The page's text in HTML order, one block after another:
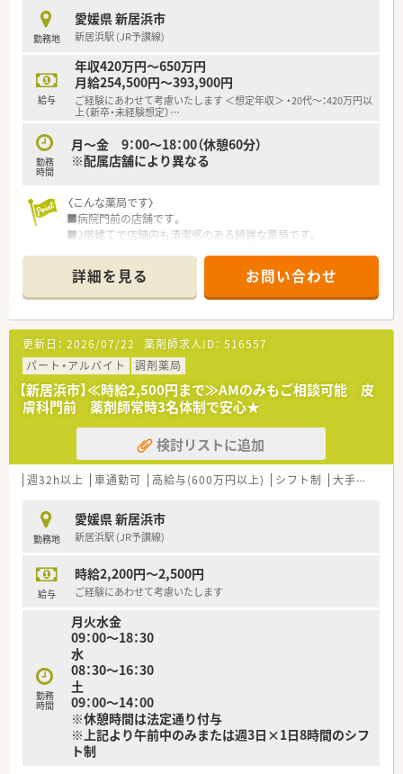
進しています。
■二名の薬剤師が経営を担っているため現場感覚が非常に鋭く、
社員が無理なく働ける環境作りを最優先に考えている法人で
す。
■代表者が若く風通しの良い組織文化が醸成されており、大手チ
ェーン出身者など多様なキャリアを持つ人材が活躍していま
す。
【求人情報について】
■年収は500万円から700万円の範囲で相談が可能であり、これ
までのご経験やスキルを正当に評価し給与へ反映させます。
として長期的に安心してキャリアを築ける環境が整っていま
す。
■残業代は1分単位で全額支給される仕組みを導入しており、働
いた分だけしっかりと還元される透明性の高い評価制度です。
勤務地
愛媛県 新居浜市
新居浜駅 (JR予讃線)
給与
年収420万円～650万円
月給254,500円～393,900円
ご経験にあわせて考慮いたします ＜想定年収＞ ・20代～：420万円以
上（新卒・未経験想定）…
勤務
時間
月～金 9：00～18：00（休憩60分）
※配属店舗により異なる
〈こんな薬局です〉
■病院門前の店舗です。
■2階建てで店舗内も清潔感のある綺麗な薬局です。
■薬剤師人数は常勤2名、応援勤務者1名の 常時3名体制です。
■薬歴（電子）、散剤（円盤）、監査システム（バーコード読み込み）
を導入済みです。
〈業務内容〉
■応需科目：複数科目
■処方箋枚数：70枚/日
〈法人概要〉
■全国に展開している、医療機関と密接な関係性を築いているグ
ループの中の調剤薬局です。経営の安定性は抜群です。
■残業月平均5時間（本社においても残業管理を徹底、ノー残業デ
ーも設置）。
■女性にも働きやすい環境（産育休取得率ほぼ100％）と人に優
く、平均年齢は40歳と同規模チェーンと比較しても高めです。
■有給休暇平均消化日数10日（入社後3カ月経過後2日、半年経過
後10日付与）と休暇においてもライフワークバランスのとりやす
■2014年4月に支店制度に変更し、現場重視の「自由な発想で自
らサービスを生み出す姿勢」を重視
合の展開です。
■全店にバーコードによる過誤防止システム導入済
・過誤がおきた際、24時間以内に社長まで報告があがり個人で止
めず全社を上げてのサポート体制が整っており、安心して勤務で
きる調剤薬局です。
■社内で定められた研修を受けた調剤事務さんが積極的にフォ
ローアップしてくださる環境作りを進めています。（関西より開
始）
■現場薬剤師のステップアップはもちろん、多数のキャリアポジ
詳細を見る お問い合わせ
更新日： 2026/07/22 薬剤師求人ID： 516557
パート・アルバイト
調剤薬局
【新居浜市】≪時給2,500円まで≫AMのみもご相談可能 皮
膚科門前 薬剤師常時3名体制で安心★
検討リストに追加
週32h以上 車通勤可 高給与(600万円以上) シフト制 大手チェーン以外
勤務地
愛媛県 新居浜市
新居浜駅 (JR予讃線)
給与
時給2,200円～2,500円
ご経験にあわせて考慮いたします
勤務
時間
月火水金
09：00～18：30
水
08：30～16：30
土
09：00～14：00
※休憩時間は法定通り付与
※上記より午前中のみまたは週3日×1日8時間のシフ
ト制